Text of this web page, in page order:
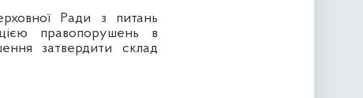
Ради з питань
правопорушень в
затвердити склад